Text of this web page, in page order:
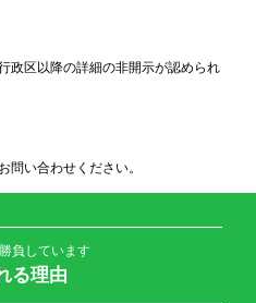
政区以降の詳細の非開示が認められ
問い合わせください。
負しています
る理由